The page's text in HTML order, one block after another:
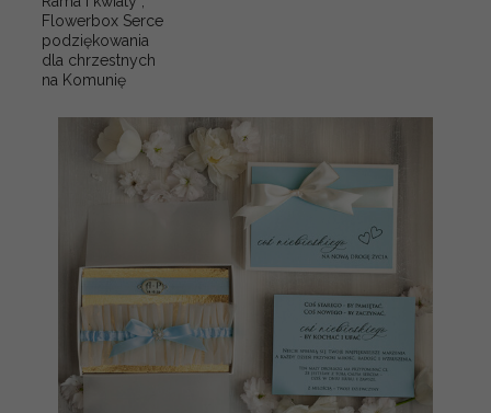
Flowerbox Serce
podziękowania
dla chrzestnych
na Komunię